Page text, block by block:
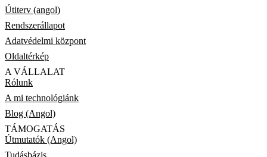
Útiterv (angol)
Rendszerállapot
Adatvédelmi központ
Oldaltérkép
A VÁLLALAT
Rólunk
A mi technológiánk
Blog (Angol)
TÁMOGATÁS
Útmutatók (Angol)
Tudásbázis